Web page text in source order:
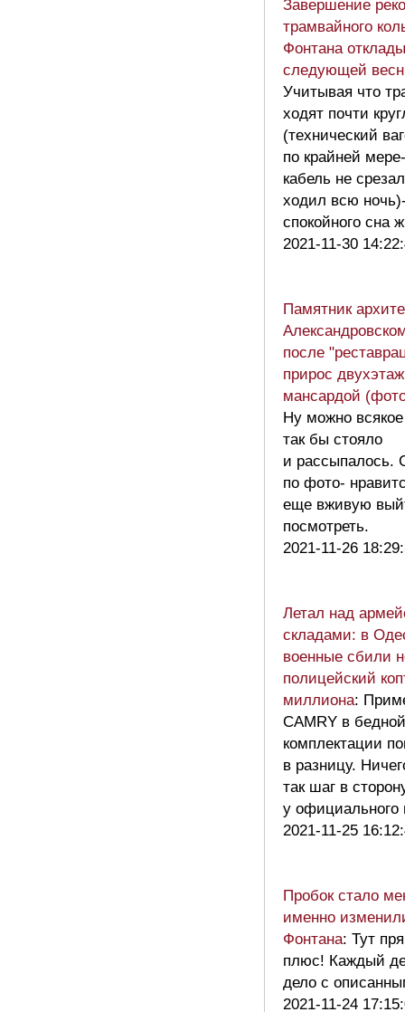
Завершение
трамвайного
Фонтана
следующей
Учитывая что
ходят почти
(технический
по крайней
кабель не
ходил всю
спокойного
2021-11-30
Памятник
после
прирос
мансардой
Ну можно
так бы стояло
и рассыпалось.
по фото-
еще вживую
посмотреть.
2021-11-26
Летал над
складами: в
военные сбили
полицейский
миллиона:
CAMRY в бедной
комплектации
в разницу.
так шаг в
у
2021-11-25
Пробок стало
именно
Фонтана: Тут
плюс! Каждый
дело с
2021-11-24